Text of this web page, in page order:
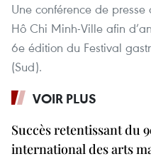
Une conférence de
Hô Chi Minh-Ville afin
6e édition du Festival
(Sud).
VOIR PLUS
Succès retentissant du
international des arts